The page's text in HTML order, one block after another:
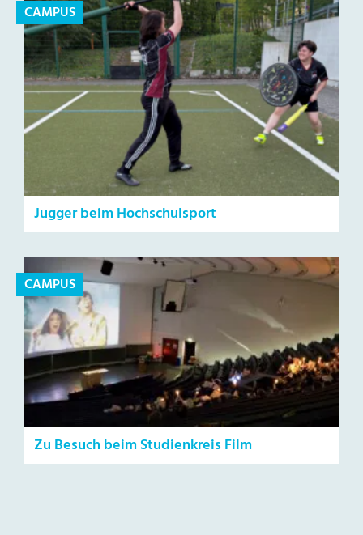
CAMPUS
Jugger beim Hochschulsport
CAMPUS
Zu Besuch beim Studienkreis Film